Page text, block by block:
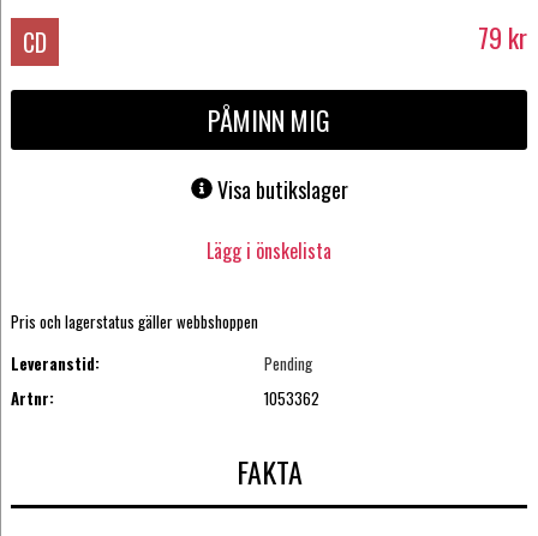
CD 79 kr
PÅMINN MIG
Visa butikslager
Lägg i önskelista
Pris och lagerstatus gäller webbshoppen
Leveranstid:
Pending
Artnr:
1053362
FAKTA